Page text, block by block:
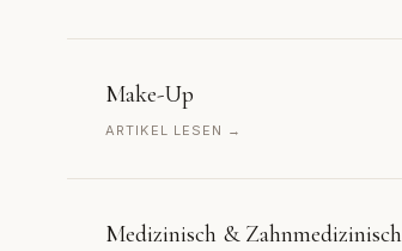
Make-Up
ARTIKEL LESEN →
Medizinisch & Zahnmedizinisch